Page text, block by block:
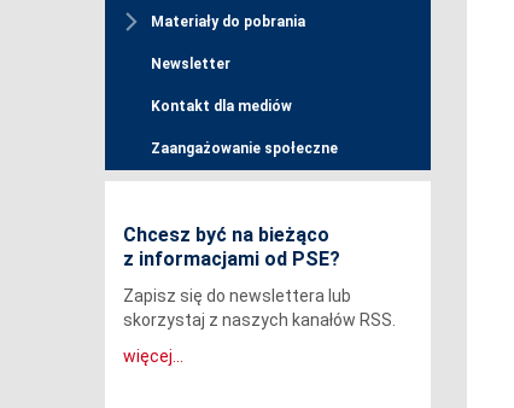
Materiały do pobrania
Newsletter
Kontakt dla mediów
Zaangażowanie społeczne
Chcesz być na bieżąco
z informacjami od PSE?
Zapisz się do newslettera lub
skorzystaj z naszych kanałów RSS.
więcej...